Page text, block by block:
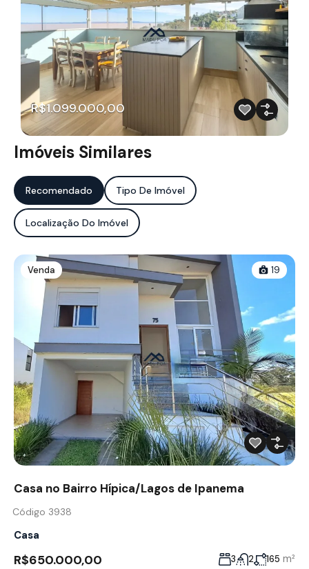
R$1.099.000,00
Imóveis Similares
Recomendado Tipo De Imóvel
Localização Do Imóvel
Venda 19
Casa no Bairro Hípica/Lagos de Ipanema
Código 3938
Casa
R$650.000,00 3 2 165 m²